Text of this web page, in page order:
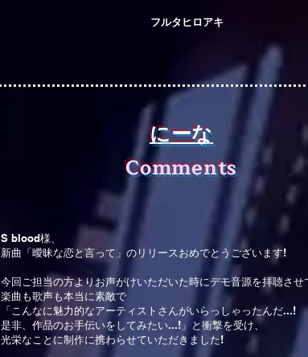
フルタヒロアキ
​にーな
Comments
S blood様、
新曲「曖昧な恋と言って」のリリースおめでとうございます!
今回ご担当の方よりお声がけいただいた時にデモ音源を拝聴させ
楽曲も歌声も本当に素敵で
「こんなに魅力的なアーティストさんがいらっしゃったんだ...!
是非、作品のお手伝いをしてみたい...!」と衝撃を受け、
光栄なことに制作に携わらせていただきました!